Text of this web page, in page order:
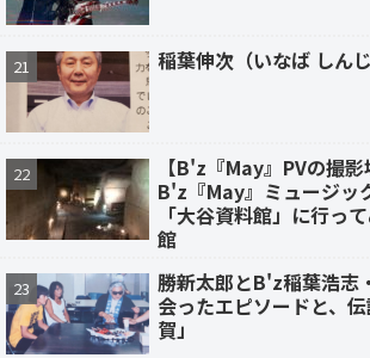
稲葉伸次（いなば しんじ
【B'z『May』PVの撮影
B'z『May』ミュージッ
「大谷資料館」に行っ
館
勝新太郎とB'z稲葉浩志
会ったエピソードと、
賀」